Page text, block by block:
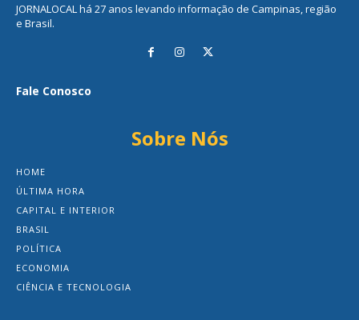
JORNALOCAL há 27 anos levando informação de Campinas, região
e Brasil.
Fale Conosco
Sobre Nós
HOME
ÚLTIMA HORA
CAPITAL E INTERIOR
BRASIL
POLÍTICA
ECONOMIA
CIÊNCIA E TECNOLOGIA